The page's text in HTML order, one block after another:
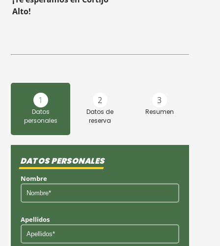
Alto!
1
Datos
personales
2
Datos de
reserva
3
Resumen
DATOS PERSONALES
Nombre
Apellidos